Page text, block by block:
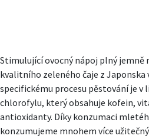
Stimulující ovocný nápoj plný jemně
kvalitního zeleného čaje z Japonska
specifickému procesu pěstování je v
chlorofylu, který obsahuje kofein,
antioxidanty. Díky konzumaci
konzumujeme mnohem více